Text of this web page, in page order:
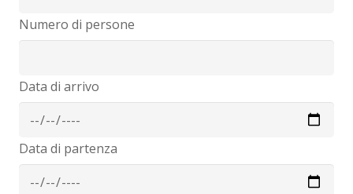
Numero di persone
Data di arrivo
Data di partenza